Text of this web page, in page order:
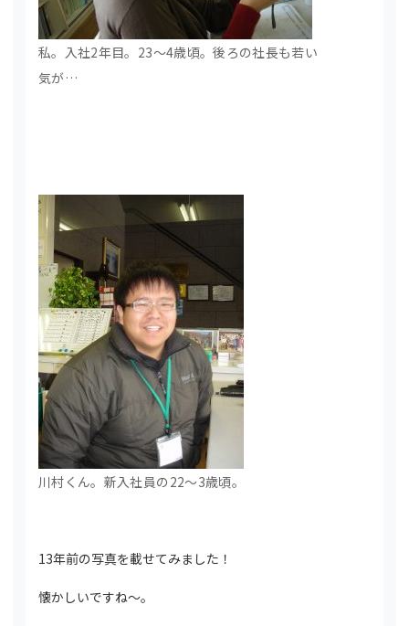
私。入社2年目。23～4歳頃。後ろの社長も若い
気が…
川村くん。新入社員の22～3歳頃。
13年前の写真を載せてみました！
懐かしいですね～。